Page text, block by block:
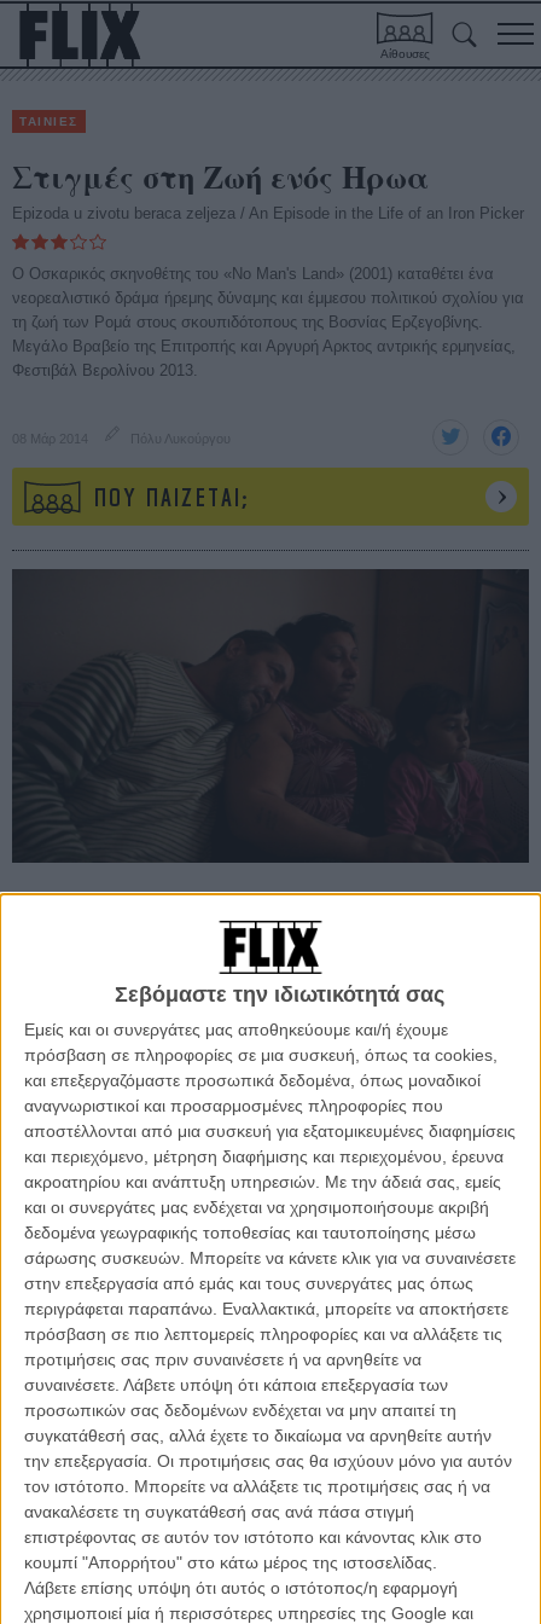
Σεβόμαστε την ιδιωτικότητά σας
Εμείς και οι συνεργάτες μας αποθηκεύουμε και/ή έχουμε
πρόσβαση σε πληροφορίες σε μια συσκευή, όπως τα cookies,
και επεξεργαζόμαστε προσωπικά δεδομένα, όπως μοναδικοί
αναγνωριστικοί και προσαρμοσμένες πληροφορίες που
αποστέλλονται από μια συσκευή για εξατομικευμένες διαφημίσεις
και περιεχόμενο, μέτρηση διαφήμισης και περιεχομένου, έρευνα
ακροατηρίου και ανάπτυξη υπηρεσιών. Με την άδειά σας, εμείς
και οι συνεργάτες μας ενδέχεται να χρησιμοποιήσουμε ακριβή
δεδομένα γεωγραφικής τοποθεσίας και ταυτοποίησης μέσω
σάρωσης συσκευών. Μπορείτε να κάνετε κλικ για να συναινέσετε
στην επεξεργασία από εμάς και τους συνεργάτες μας όπως
περιγράφεται παραπάνω. Εναλλακτικά, μπορείτε να αποκτήσετε
πρόσβαση σε πιο λεπτομερείς πληροφορίες και να αλλάξετε τις
προτιμήσεις σας πριν συναινέσετε ή να αρνηθείτε να
συναινέσετε. Λάβετε υπόψη ότι κάποια επεξεργασία των
προσωπικών σας δεδομένων ενδέχεται να μην απαιτεί τη
συγκατάθεσή σας, αλλά έχετε το δικαίωμα να αρνηθείτε αυτήν
την επεξεργασία. Οι προτιμήσεις σας θα ισχύουν μόνο για αυτόν
τον ιστότοπο. Μπορείτε να αλλάξετε τις προτιμήσεις σας ή να
ανακαλέσετε τη συγκατάθεσή σας ανά πάσα στιγμή
επιστρέφοντας σε αυτόν τον ιστότοπο και κάνοντας κλικ στο
κουμπί "Απορρήτου" στο κάτω μέρος της ιστοσελίδας.
Λάβετε επίσης υπόψη ότι αυτός ο ιστότοπος/η εφαρμογή
χρησιμοποιεί μία ή περισσότερες υπηρεσίες της Google και
Αίθουσες
ΤΑΙΝΙΕΣ
Στιγμές στη Ζωή ενός Hρωα
Epizoda u zivotu beraca zeljeza / An Episode in the Life of an Iron Picker
Ο Οσκαρικός σκηνοθέτης του «No Man's Land» (2001) καταθέτει ένα
νεορεαλιστικό δράμα ήρεμης δύναμης και έμμεσου πολιτικού σχολίου για
τη ζωή των Ρομά στους σκουπιδότοπους της Βοσνίας Ερζεγοβίνης.
Μεγάλο Βραβείο της Επιτροπής και Αργυρή Αρκτος αντρικής ερμηνείας,
Φεστιβάλ Βερολίνου 2013.
08 Μάρ 2014 Πόλυ Λυκούργου
ΠΟΥ ΠΑΙΖΕΤΑΙ;
Προσθέστε το Flix στις προτιμήσεις σας στο
Google
Ο Ναζίφ και η Σενάντα μένουν με τις δύο τους κόρες σε μία
παράγκα στον καταυλισμό των Ρομά στο σκουπιδότοπο του
απομονωμένου, βιομηχανικού χωριού Πόλτζιτς. Εκείνος μαζί με τον
φίλο γείτονά του μαζεύουν παλιοσίδερα είτε από τη χωματερή, είτε
διαλύοντας σκελετούς παρατημένων αυτοκίνητων και τα πουλούν
με το κιλό για ένα κομμάτι ψωμί. Εκείνη, συντηρεί ένα σπιτικό
μαγειρεύοντας, πλένοντας και μεγαλώνοντας τα γεμάτα ενέργεια
5χρονα κορίτσια με όσα μέσα διαθέτουν. Μια ζωή στημένη μέρα
προς μέρα, χωρίς καμία ασφάλεια - συμβολική ή κυριολεκτική: αν
κάποιος αρρωστήσει, είναι στο έλεος ενός κράτους που λειτουργεί
με τις αυστηρές δομές του. Αν δεν είσαι ασφαλισμένος στα κρατικά
ταμεία, θα πληρώσεις ποσά που είναι ανέφικτα για την
καθημερινότητα των ανθρώπων του οικονομικού και κοινωνικού
περιθωρίου. Οταν η Σενάντα υποφέρει μία αποβολή, ξεκινάει ένας
σιωπηλός, σπαραχτικός εφιάλτης: πόση τιμή έχει η υγεία;
Ο Τάνοβιτς άκουσε αυτή την αληθινή ιστορία στις ειδήσεις το 2011,
έκανε το ταξίδι μέχρι το Πόλτζιτς, συναντήθηκε με το πραγματικό
ζευγάρι και τους ζήτησε να την αναπαραστήσουν στο φακό. Δεν
έγραψε σενάριο και αρνήθηκε να επέμβει στην φυσικότητά τους. Η
κάμερα μπήκε στην παράγκα και στάθηκε όσο το δυνατό αόρατη,
αφήνοντας τον Ναζίφ και την Σενάντα να αφηγηθούν την αδιέξοδη
περιπέτειά τους σε ιατρεία, νοσοκομεία και γραφεία κοινωνικής